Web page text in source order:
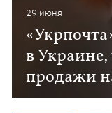
29 июня
в
продажи